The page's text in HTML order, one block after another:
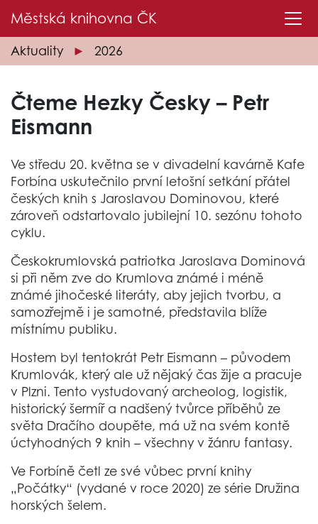
Městská knihovna ČK
Aktuality 2026
Čteme Hezky Česky – Petr
Eismann
Ve středu 20. května se v divadelní kavárně Kafe
Forbína uskutečnilo první letošní setkání přátel
českých knih s Jaroslavou Dominovou, které
zároveň odstartovalo jubilejní 10. sezónu tohoto
cyklu.
Českokrumlovská patriotka Jaroslava Dominová
si při něm zve do Krumlova známé i méně
známé jihočeské literáty, aby jejich tvorbu, a
samozřejmě i je samotné, představila blíže
místnímu publiku.
Hostem byl tentokrát Petr Eismann – původem
Krumlovák, který ale už nějaký čas žije a pracuje
v Plzni. Tento vystudovaný archeolog, logistik,
historický šermíř a nadšený tvůrce příběhů ze
světa Dračího doupěte, má už na svém kontě
úctyhodných 9 knih – všechny v žánru fantasy.
Ve Forbíně četl ze své vůbec první knihy
„Počátky“ (vydané v roce 2020) ze série Družina
horských šelem.